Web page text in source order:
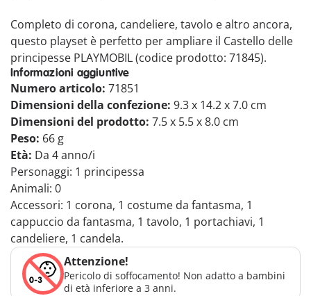
Completo di corona, candeliere, tavolo e altro ancora,
questo playset è perfetto per ampliare il Castello delle
principesse PLAYMOBIL (codice prodotto: 71845).
Informazioni aggiuntive
Numero articolo: 71851
Dimensioni della confezione: 9.3 x 14.2 x 7.0 cm
Dimensioni del prodotto: 7.5 x 5.5 x 8.0 cm
Peso: 66 g
Età: Da 4 anno/i
Personaggi: 1 principessa
Animali: 0
Accessori: 1 corona, 1 costume da fantasma, 1
cappuccio da fantasma, 1 tavolo, 1 portachiavi, 1
candeliere, 1 candela.
Attenzione!
Pericolo di soffocamento! Non adatto a bambini
di età inferiore a 3 anni.